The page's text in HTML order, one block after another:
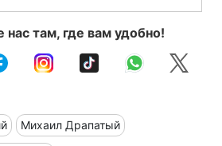
нас там, где вам удобно!
Михаил Драпатый